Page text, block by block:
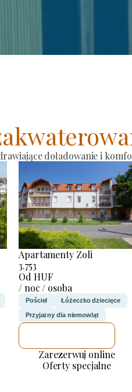
doładowanie i
Apartamenty Zoli
3.753
Od HUF
/ noc / osoba
Pościel Łóżeczko dziecięce
Przyjazny dla niemowląt
Zarezerwuj online
Oferty specjalne